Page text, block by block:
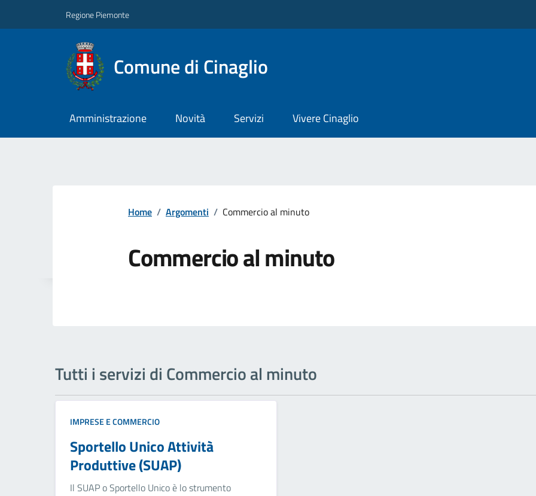
Regione Piemonte
Comune di Cinaglio
Amministrazione Novità Servizi Vivere Cinaglio
Home / Argomenti / Commercio al minuto
Commercio al minuto
Tutti i servizi di Commercio al minuto
IMPRESE E COMMERCIO
Sportello Unico Attività
Produttive (SUAP)
Il SUAP o Sportello Unico è lo strumento